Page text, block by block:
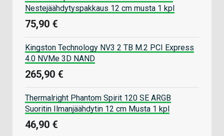
Nestejäähdytyspakkaus 12 cm musta 1 kpl
75,90 €
Kingston Technology NV3 2 TB M.2 PCI Express
4.0 NVMe 3D NAND
265,90 €
Thermalright Phantom Spirit 120 SE ARGB
Suoritin Ilmanjäähdytin 12 cm Musta 1 kpl
46,90 €